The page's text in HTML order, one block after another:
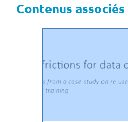
Contenus associés